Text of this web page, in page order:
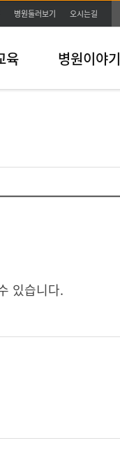
병원둘러보기 오시는길
육 병원이야기
있습니다.